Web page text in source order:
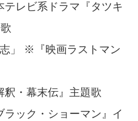
レビ系ドラマ『タツキ
」 ※『映画ラストマン
・幕末伝』主題歌
ック・ショーマン』イ